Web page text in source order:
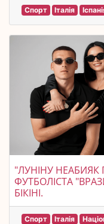
Спорт Італія
"ЛУНІНУ
ФУТБОЛІСТА
БІКІНІ.
Спорт Італія